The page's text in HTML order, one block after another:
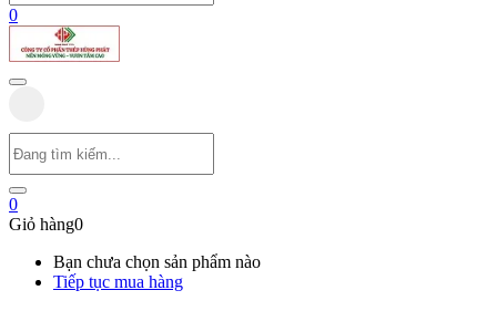
0
0
Giỏ hàng0
Bạn chưa chọn sản phẩm nào
Tiếp tục mua hàng